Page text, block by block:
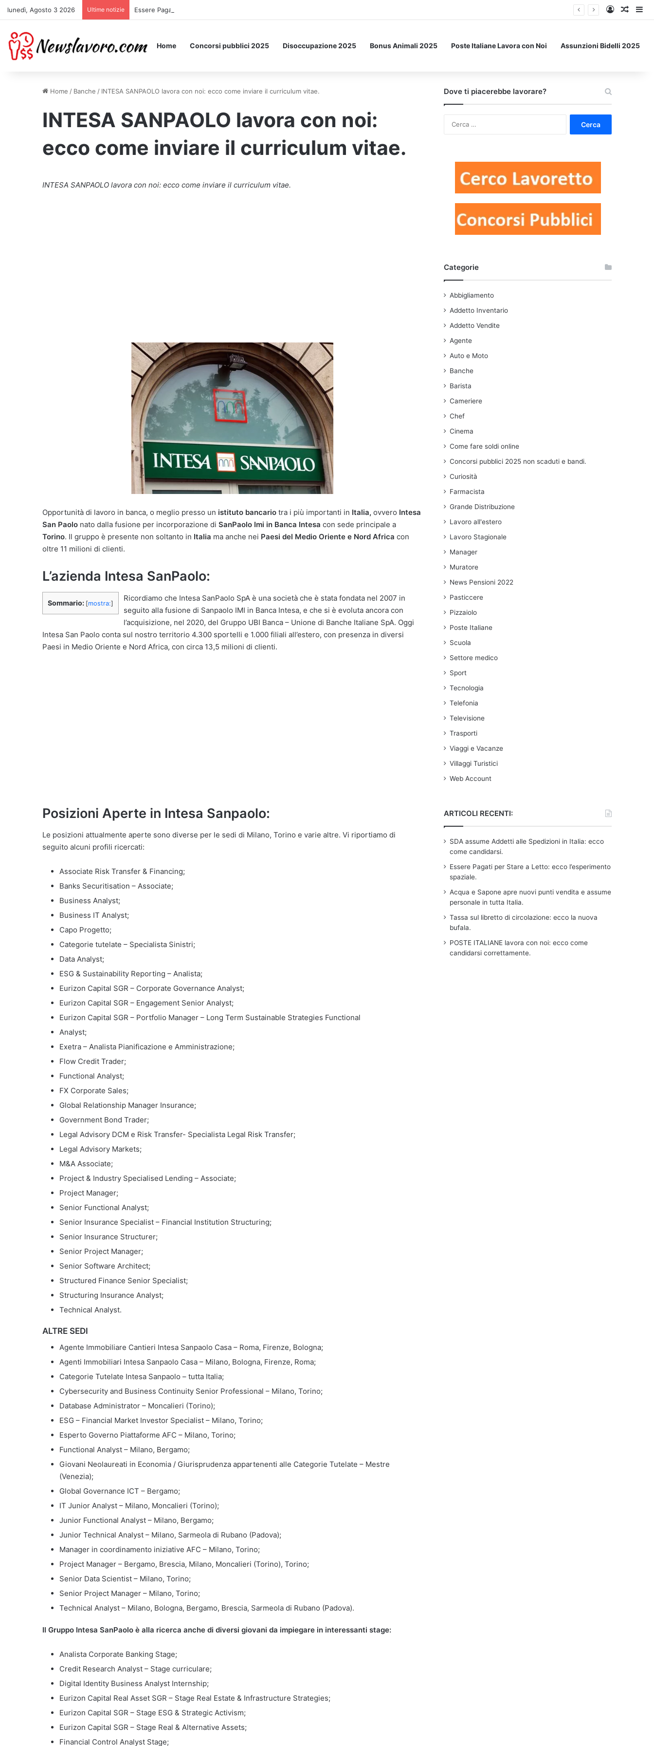
lunedì, Agosto 3 2026 Ultime notizie Essere Pagati per Stare a Letto: ecco l’esperimento spaziale. Accedi
Un
Home Concorsi pubblici 2025 Disoccupazione 2025 Bonus Animali 2025 Poste Italiane Lavora con Noi Assunzioni Bidelli 2025
Home / Banche / INTESA SANPAOLO lavora con noi: ecco come inviare il curriculum vitae.
INTESA SANPAOLO lavora con noi:
ecco come inviare il curriculum vitae.
INTESA SANPAOLO lavora con noi: ecco come inviare il curriculum vitae.
Opportunità di lavoro in banca, o meglio presso un istituto bancario tra i più importanti in Italia, ovvero Intesa
San Paolo nato dalla fusione per incorporazione di SanPaolo Imi in Banca Intesa con sede principale a
Torino. Il gruppo è presente non soltanto in Italia ma anche nei Paesi del Medio Oriente e Nord Africa con
oltre 11 milioni di clienti.
L’azienda Intesa SanPaolo:
Sommario: [mostra:]
Ricordiamo che Intesa SanPaolo SpA è una società che è stata fondata nel 2007 in
seguito alla fusione di Sanpaolo IMI in Banca Intesa, e che si è evoluta ancora con
l’acquisizione, nel 2020, del Gruppo UBI Banca – Unione di Banche Italiane SpA. Oggi
Intesa San Paolo conta sul nostro territorio 4.300 sportelli e 1.000 filiali all’estero, con presenza in diversi
Paesi in Medio Oriente e Nord Africa, con circa 13,5 milioni di clienti.
Posizioni Aperte in Intesa Sanpaolo:
Le posizioni attualmente aperte sono diverse per le sedi di Milano, Torino e varie altre. Vi riportiamo di
seguito alcuni profili ricercati:
Associate Risk Transfer & Financing;
Banks Securitisation – Associate;
Business Analyst;
Business IT Analyst;
Capo Progetto;
Categorie tutelate – Specialista Sinistri;
Data Analyst;
ESG & Sustainability Reporting – Analista;
Eurizon Capital SGR – Corporate Governance Analyst;
Eurizon Capital SGR – Engagement Senior Analyst;
Eurizon Capital SGR – Portfolio Manager – Long Term Sustainable Strategies Functional
Analyst;
Exetra – Analista Pianificazione e Amministrazione;
Flow Credit Trader;
Functional Analyst;
FX Corporate Sales;
Global Relationship Manager Insurance;
Government Bond Trader;
Legal Advisory DCM e Risk Transfer- Specialista Legal Risk Transfer;
Legal Advisory Markets;
M&A Associate;
Project & Industry Specialised Lending – Associate;
Project Manager;
Senior Functional Analyst;
Senior Insurance Specialist – Financial Institution Structuring;
Senior Insurance Structurer;
Senior Project Manager;
Senior Software Architect;
Structured Finance Senior Specialist;
Structuring Insurance Analyst;
Technical Analyst.
ALTRE SEDI
Agente Immobiliare Cantieri Intesa Sanpaolo Casa – Roma, Firenze, Bologna;
Agenti Immobiliari Intesa Sanpaolo Casa – Milano, Bologna, Firenze, Roma;
Categorie Tutelate Intesa Sanpaolo – tutta Italia;
Cybersecurity and Business Continuity Senior Professional – Milano, Torino;
Database Administrator – Moncalieri (Torino);
ESG – Financial Market Investor Specialist – Milano, Torino;
Esperto Governo Piattaforme AFC – Milano, Torino;
Functional Analyst – Milano, Bergamo;
Giovani Neolaureati in Economia / Giurisprudenza appartenenti alle Categorie Tutelate – Mestre
(Venezia);
Global Governance ICT – Bergamo;
IT Junior Analyst – Milano, Moncalieri (Torino);
Junior Functional Analyst – Milano, Bergamo;
Junior Technical Analyst – Milano, Sarmeola di Rubano (Padova);
Manager in coordinamento iniziative AFC – Milano, Torino;
Project Manager – Bergamo, Brescia, Milano, Moncalieri (Torino), Torino;
Senior Data Scientist – Milano, Torino;
Senior Project Manager – Milano, Torino;
Technical Analyst – Milano, Bologna, Bergamo, Brescia, Sarmeola di Rubano (Padova).
Il Gruppo Intesa SanPaolo è alla ricerca anche di diversi giovani da impiegare in interessanti stage:
Analista Corporate Banking Stage;
Credit Research Analyst – Stage curriculare;
Digital Identity Business Analyst Internship;
Eurizon Capital Real Asset SGR – Stage Real Estate & Infrastructure Strategies;
Eurizon Capital SGR – Stage ESG & Strategic Activism;
Eurizon Capital SGR – Stage Real & Alternative Assets;
Financial Control Analyst Stage;
Dove ti piacerebbe lavorare?
Categorie
Abbigliamento
Addetto Inventario
Addetto Vendite
Agente
Auto e Moto
Banche
Barista
Cameriere
Chef
Cinema
Come fare soldi online
Concorsi pubblici 2025 non scaduti e bandi.
Curiosità
Farmacista
Grande Distribuzione
Lavoro all'estero
Lavoro Stagionale
Manager
Muratore
News Pensioni 2022
Pasticcere
Pizzaiolo
Poste Italiane
Scuola
Settore medico
Sport
Tecnologia
Telefonia
Televisione
Trasporti
Viaggi e Vacanze
Villaggi Turistici
Web Account
ARTICOLI RECENTI:
SDA assume Addetti alle Spedizioni in Italia: ecco
come candidarsi.
Essere Pagati per Stare a Letto: ecco l’esperimento
spaziale.
Acqua e Sapone apre nuovi punti vendita e assume
personale in tutta Italia.
Tassa sul libretto di circolazione: ecco la nuova
bufala.
POSTE ITALIANE lavora con noi: ecco come
candidarsi correttamente.